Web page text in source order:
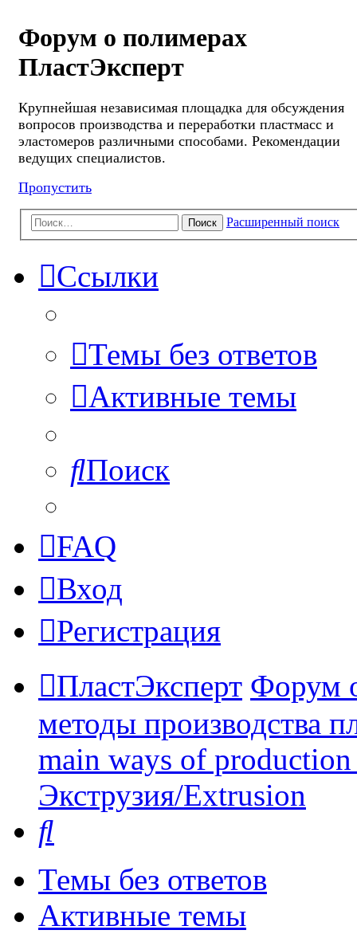
Форум о полимерах
ПластЭксперт
Крупнейшая независимая площадка для обсуждения
вопросов производства и переработки пластмасс и
эластомеров различными способами. Рекомендации
ведущих специалистов.
Пропустить
Поиск Расширенный поиск
Ссылки
Темы без ответов
Активные темы
Поиск
FAQ
Вход
Регистрация
ПластЭксперт Форум
методы производства
main ways of
Экструзия/Extrusion
Темы без ответов
Активные темы